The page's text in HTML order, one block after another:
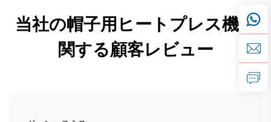
当社の帽子用ヒートプレス機に
関する顧客レビュー